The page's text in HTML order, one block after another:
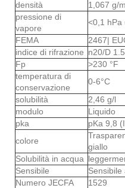
densità
1,067 g/
pressione di
vapore
<0,1 hPa
FEMA
2467|
indice di rifrazione n20/D
Fp
>230 °F
temperatura di
conservazione
0-6°C
solubilità
2,46 g/l
modulo
Liquido
pka
pKa 9,8
colore
giallo
Solubilità in acqua
Sensibile
Sensibile
Numero JECFA
1529